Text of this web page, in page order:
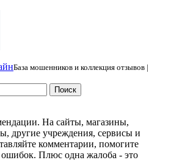
База мошенников и коллекция отзывов |
На сайты, магазины,
другие учреждения, сервисы и
комментарии, помогите
Плюс одна жалоба - это